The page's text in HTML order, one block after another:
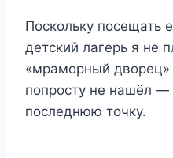
Поскольку посещать
детский лагерь я не
«мраморный
попросту не нашёл —
последнюю точку.